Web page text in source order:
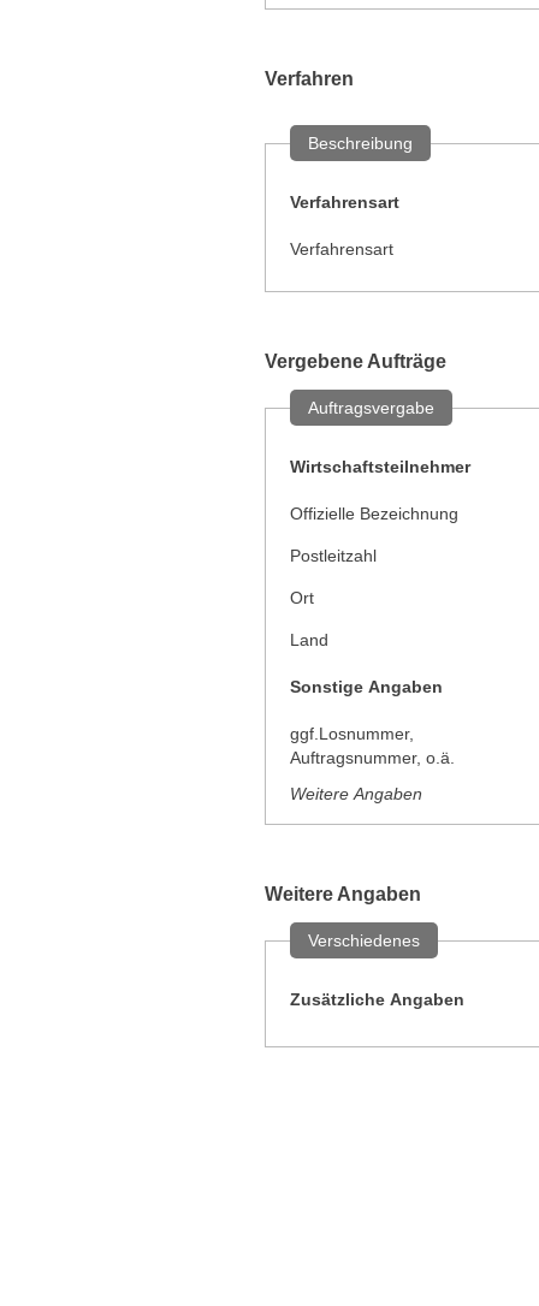
Verfahren
Beschreibung
Verfahrensart
Verfahrensart
Vergebene Aufträge
Auftragsvergabe
Wirtschaftsteilnehmer
Offizielle Bezeichnung
Postleitzahl
Ort
Land
Sonstige Angaben
ggf.Losnummer,
Auftragsnummer, o.ä.
Weitere Angaben
Weitere Angaben
Verschiedenes
Zusätzliche Angaben